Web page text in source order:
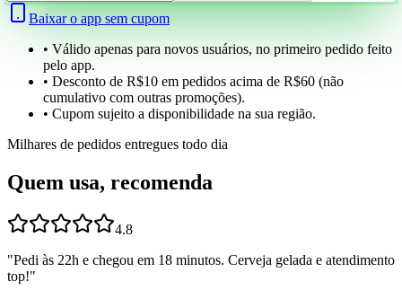
Baixar o app sem cupom
• Válido apenas para novos usuários, no primeiro pedido feito
pelo app.
• Desconto de R$10 em pedidos acima de R$60 (não
cumulativo com outras promoções).
• Cupom sujeito a disponibilidade na sua região.
Milhares de pedidos entregues todo dia
Quem usa, recomenda
4.8
"Pedi às 22h e chegou em 18 minutos. Cerveja gelada e atendimento
top!"